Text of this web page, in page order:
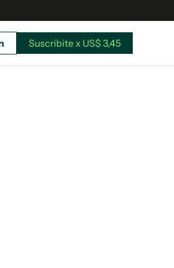
Suscribite x US$ 3,45